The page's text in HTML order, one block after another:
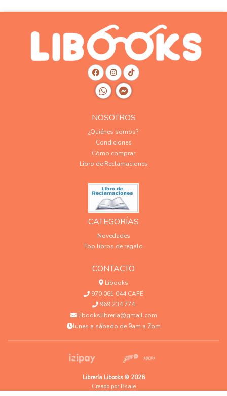
NOSOTROS
¿Quiénes somos?
Condiciones
Cómo comprar
Libro de Reclamaciones
CATEGORÍAS
Novedades
Top libros de regalo
CONTACTO
Libooks
970 061 044 CAFÉ
969 234 774
libookslibreria@gmail.com
lunes a sábado de 9am a 7pm
Librería Libooks © 2026
Creado por Bsale